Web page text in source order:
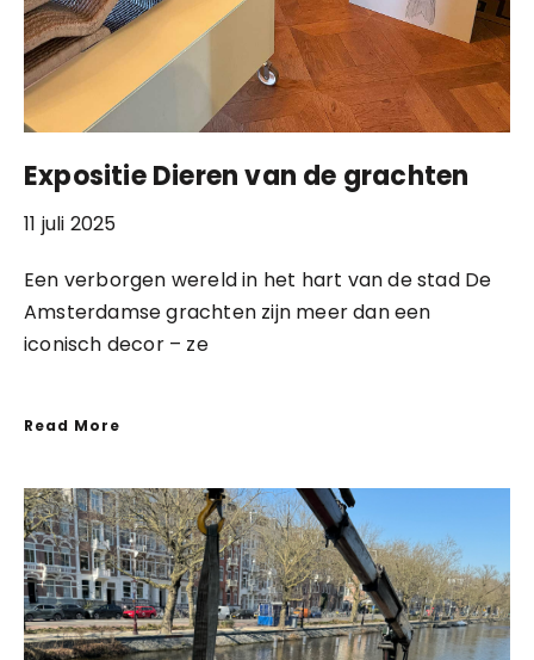
Expositie Dieren van de grachten
11 juli 2025
Een verborgen wereld in het hart van de stad De
Amsterdamse grachten zijn meer dan een
iconisch decor – ze
Read More